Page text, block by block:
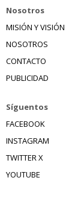
Nosotros
MISIÓN Y VISIÓN
NOSOTROS
CONTACTO
PUBLICIDAD
Síguentos
FACEBOOK
INSTAGRAM
TWITTER X
YOUTUBE